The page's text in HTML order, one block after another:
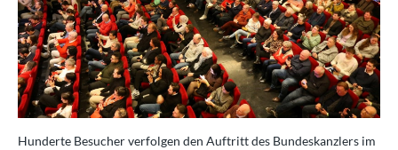
Hunderte Besucher verfolgen den Auftritt des Bundeskanzlers im